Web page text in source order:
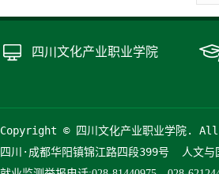
四川文化产业职业学院
Copyright © 四川文化产业职业学院.
四川·成都华阳镇锦江路四段399号  人文与